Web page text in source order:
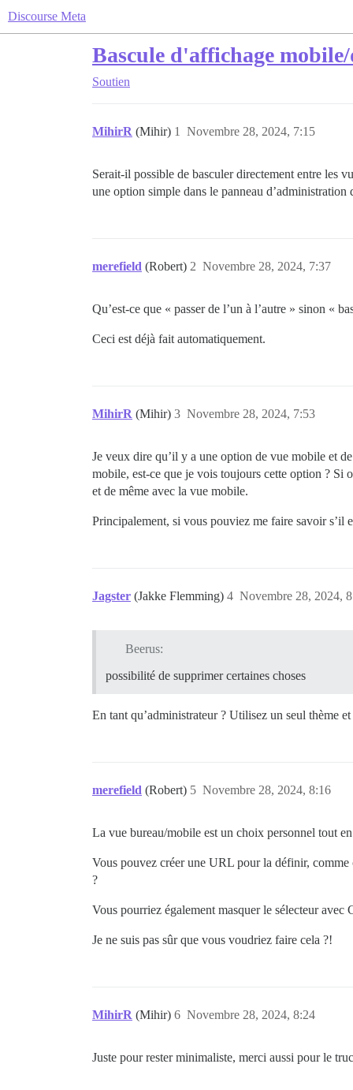
Discourse Meta
Bascule d'affichage
Soutien
MihirR (Mihir) Novembre 28, 2024, 7:15
1
Serait-il possible de basculer directement entre les
une option simple dans le panneau d’administration
merefield (Robert) Novembre 28, 2024, 7:37
2
Qu’est-ce que « passer de l’un à l’autre » sinon «
Ceci est déjà fait automatiquement.
MihirR (Mihir) Novembre 28, 2024, 7:53
3
Je veux dire qu’il y a une option de vue mobile et
mobile, est-ce que je vois toujours cette option ? Si
et de même avec la vue mobile.
Principalement, si vous pouviez me faire savoir s’il
Jagster (Jakke Flemming) Novembre 28, 2024,
4
Beerus:
possibilité de supprimer certaines choses
En tant qu’administrateur ? Utilisez un seul thème
merefield (Robert) Novembre 28, 2024, 8:16
5
La vue bureau/mobile est un choix personnel tout
Vous pouvez créer une URL pour la définir,
?
Vous pourriez également masquer le sélecteur avec
Je ne suis pas sûr que vous voudriez faire cela ?!
MihirR (Mihir) Novembre 28, 2024, 8:24
6
Juste pour rester minimaliste, merci aussi pour le